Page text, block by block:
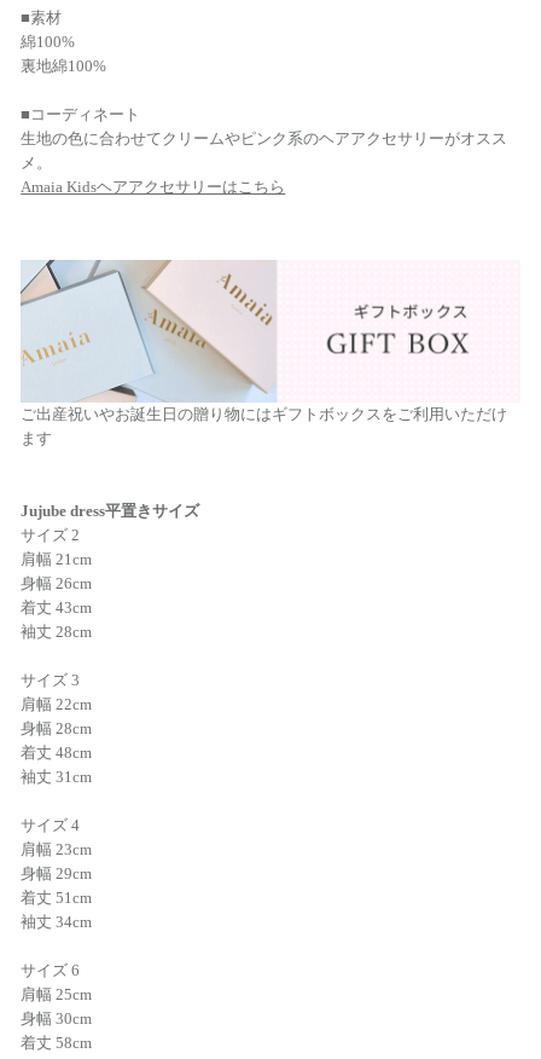
■素材
綿100%
裏地綿100%
■コーディネート
生地の色に合わせてクリームやピンク系のヘアアクセサリーがオスス
メ。
Amaia Kidsヘアアクセサリーはこちら
ご出産祝いやお誕生日の贈り物にはギフトボックスをご利用いただけ
ます
Jujube dress平置きサイズ
サイズ 2
肩幅 21cm
身幅 26cm
着丈 43cm
袖丈 28cm
サイズ 3
肩幅 22cm
身幅 28cm
着丈 48cm
袖丈 31cm
サイズ 4
肩幅 23cm
身幅 29cm
着丈 51cm
袖丈 34cm
サイズ 6
肩幅 25cm
身幅 30cm
着丈 58cm